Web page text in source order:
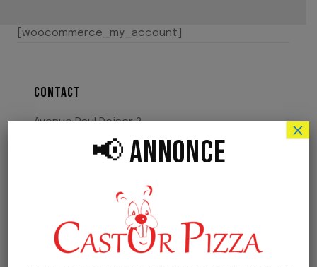
[woocommerce_my_account]
CONTACT
Avenue Paul Dejaer 3
1060 Saint-Gilles
02 850 46 89📢 ANNONCE
×